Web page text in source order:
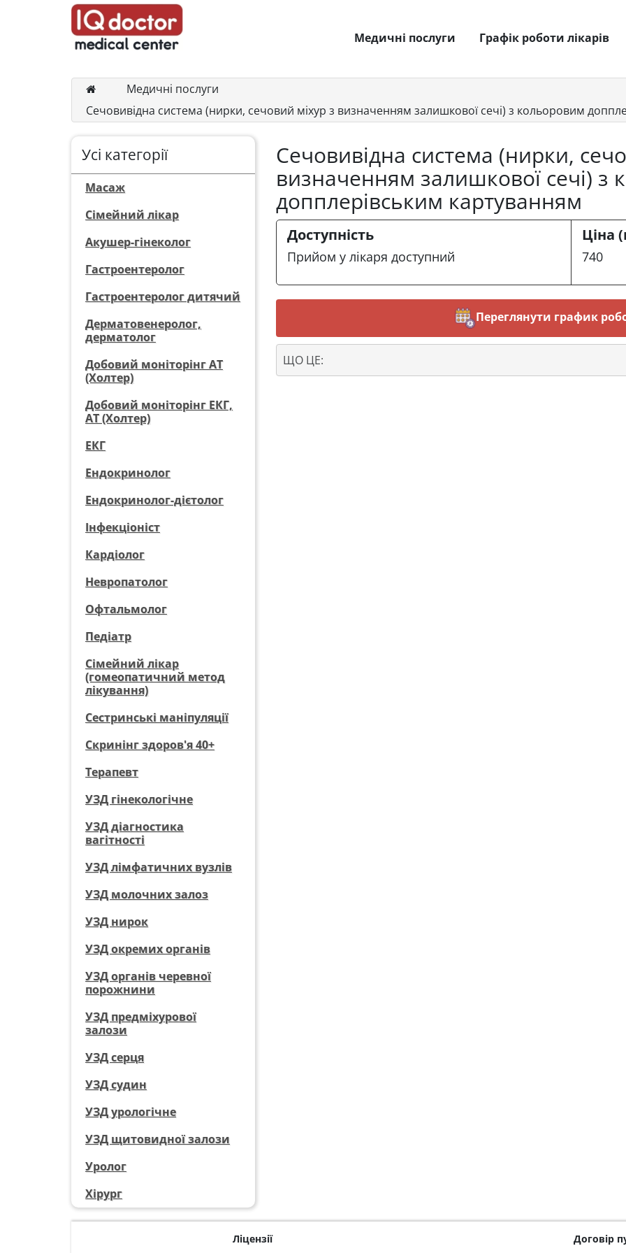
Медичні послуги Графік роботи лікарів
Медичні послуги
Сечовивідна система (нирки, сечовий міхур з визначенням залишкової сечі) з кольоровим
Усі категорії
Масаж
Сімейний лікар
Акушер-гінеколог
Гастроентеролог
Гастроентеролог дитячий
Дерматовенеролог,
дерматолог
Добовий моніторінг АТ
(Холтер)
Добовий моніторінг ЕКГ,
АТ (Холтер)
ЕКГ
Ендокринолог
Ендокринолог-дієтолог
Інфекціоніст
Кардіолог
Невропатолог
Офтальмолог
Педіатр
Сімейний лікар
(гомеопатичний метод
лікування)
Сестринські маніпуляції
Скринінг здоров'я 40+
Терапевт
УЗД гінекологічне
УЗД діагностика
вагітності
УЗД лімфатичних вузлів
УЗД молочних залоз
УЗД нирок
УЗД окремих органів
УЗД органів черевної
порожнини
УЗД предміхурової
залози
УЗД серця
УЗД судин
УЗД урологічне
УЗД щитовидної залози
Уролог
Хірург
Сечовивідна система (нирки,
визначенням залишкової сечі) з
допплерівським картуванням
Доступність
Прийом у лікаря доступний
Ціна
740
Переглянути график
ЩО ЦЕ:
Ліцензії Договір